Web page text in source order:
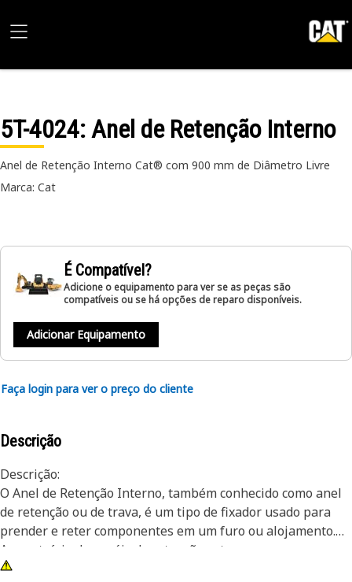
5T-4024: Anel de Retenção Interno
Anel de Retenção Interno Cat® com 900 mm de Diâmetro Livre
Marca: Cat
É Compatível?
Adicione o equipamento para ver se as peças são
compatíveis ou se há opções de reparo disponíveis.
Adicionar Equipamento
Faça login para ver o preço do cliente
Descrição
Descrição:
O Anel de Retenção Interno, também conhecido como anel
de retenção ou de trava, é um tipo de fixador usado para
prender e reter componentes em um furo ou alojamento.
Ao contrário dos anéis de retenção externos que se
encaixam em um eixo ou pino, os anéis de retenção